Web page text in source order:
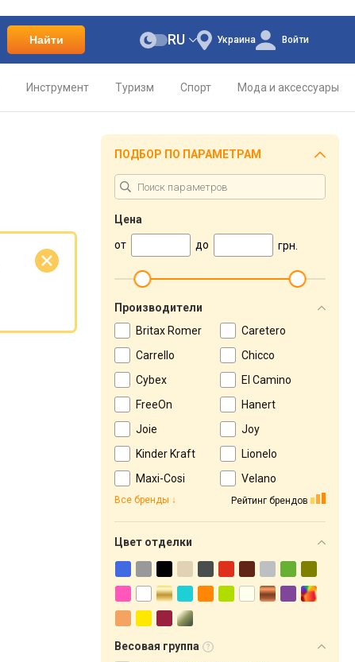
Найти Украина
RU Войти
Инструмент Туризм Спорт Мода и аксессуары
ПОДБОР ПО ПАРАМЕТРАМ
Цена
от
до грн.
Производители
Britax Romer
Caretero
Carrello
Chicco
Cybex
El Camino
FreeOn
Hanert
Joie
Joy
Kinder Kraft
Lionelo
Maxi-Cosi
Velano
Рейтинг брендов
Все бренды
Цвет отделки
Весовая группа